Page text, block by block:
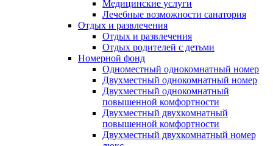
Медицинские услуги
Лечебные возможности санатория
Отдых и развлечения
Отдых и развлечения
Отдых родителей с детьми
Номерной фонд
Одноместный однокомнатный номер
Двухместный однокомнатный номер
Двухместный однокомнатный
повышенной комфортности
Двухместный двухкомнатный
повышенной комфортности
Двухместный двухкомнатный номер